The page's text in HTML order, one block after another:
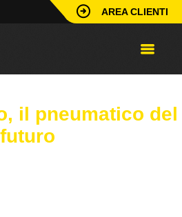
AREA CLIENTI
il pneumatico del
futuro